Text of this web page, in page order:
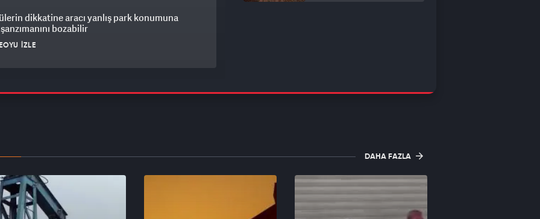
dikkatine aracı yanlış park konumuna
bozabilir
İZLE
Bankası'nın hamlesi borsada rekor getirebilir!
İZLE
DAHA FAZLA